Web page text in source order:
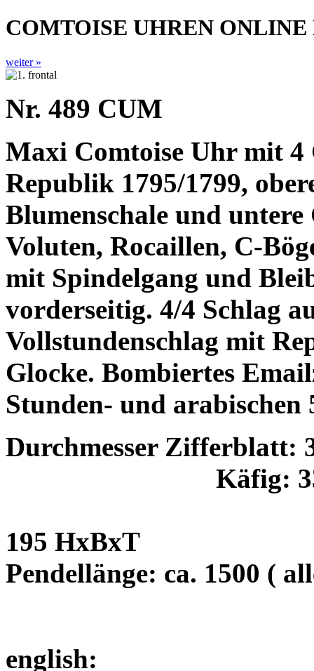
COMTOISE UHREN ONLINE
weiter »
Nr. 489 CUM
Maxi Comtoise Uhr mit 4
Republik 1795/1799,
Blumenschale und
Voluten, Rocaillen, C-
mit Spindelgang und
vorderseitig. 4/4 Schlag
Vollstundenschlag mit
Glocke. Bombiertes
Stunden- und
Durchmesser Zifferblatt:
Käfig:
195 HxBxT
Pendellänge: ca. 1500 (
english: